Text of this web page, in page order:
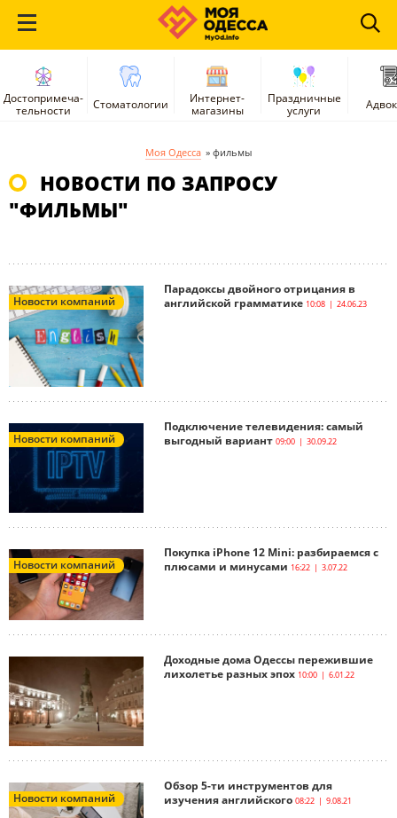
Достопримеча-
тельности
Стоматологии
Интернет-
магазины
Праздничные
услуги
Моя Одесса » фильмы
НОВОСТИ ПО ЗАПРОСУ
"ФИЛЬМЫ"
Новости компаний
Парадоксы двойного отрицания в
английской грамматике 10:08 | 24.06.23
Новости компаний
Подключение телевидения: самый
выгодный вариант 09:00 | 30.09.22
Новости компаний
Покупка iPhone 12 Mini: разбираемся с
плюсами и минусами 16:22 | 3.07.22
Доходные дома Одессы пережившие
лихолетье разных эпох 10:00 | 6.01.22
Новости компаний
Обзор 5-ти инструментов для
изучения английского 08:22 | 9.08.21